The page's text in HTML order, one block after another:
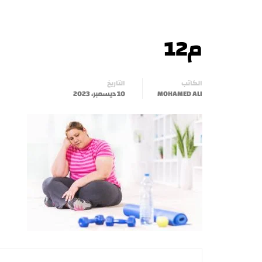
م12
الكاتب
MOHAMED ALI
التاريخ
10 ديسمبر، 2023